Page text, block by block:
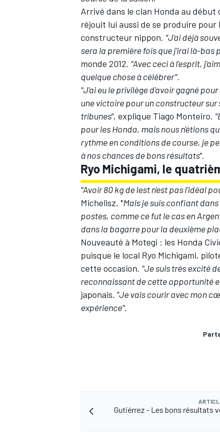
AUTRES CHAMPIONNATS
Arrivé dans le clan Honda au
réjouit lui aussi de se produire
constructeur nippon. "J'ai déjà
sera la première fois que j'irai là-bas
monde 2012. "Avec ceci à l'esprit,
quelque chose à célébrer".
"J'ai eu le privilège d'avoir gagné
une victoire pour un constructeur
tribunes", explique Tiago Monteiro.
pour les Honda, mais nous n'étions
rythme en conditions de course, je
à nos chances de bons résultats".
Ryo Michigami, le
"Avoir 80 kg de lest n'est pas l'idéal
Michelisz. "Mais je suis confiant
postes, comme ce fut le cas en
dans la bagarre pour la deuxième
Nouveauté à Motegi : les Honda
puisque le local Ryo Michigami,
cette occasion. "Je suis très excité
reconnaissant de cette opportunité
japonais. "Je vais courir avec mon
expérience".
Gutiérrez - Les bons résultats